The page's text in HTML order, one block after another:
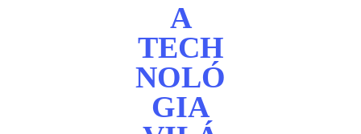
A
TECH
NOLÓ
GIA